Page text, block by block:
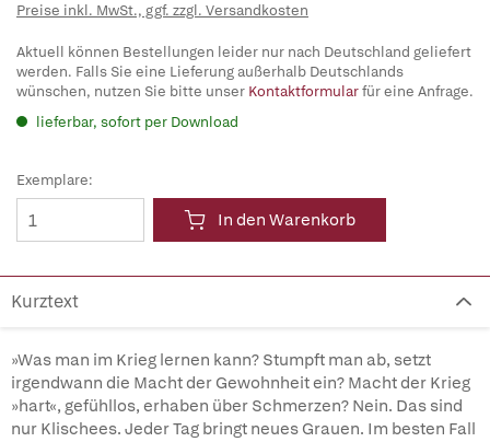
Preise inkl. MwSt., ggf. zzgl. Versandkosten
Aktuell können Bestellungen leider nur nach Deutschland geliefert
werden. Falls Sie eine Lieferung außerhalb Deutschlands
wünschen, nutzen Sie bitte unser Kontaktformularfür eine Anfrage.
lieferbar, sofort per Download
Exemplare:
In den Warenkorb
Kurztext
»Was man im Krieg lernen kann? Stumpft man ab, setzt
irgendwann die Macht der Gewohnheit ein? Macht der Krieg
»hart«, gefühllos, erhaben über Schmerzen? Nein. Das sind
nur Klischees. Jeder Tag bringt neues Grauen. Im besten Fall